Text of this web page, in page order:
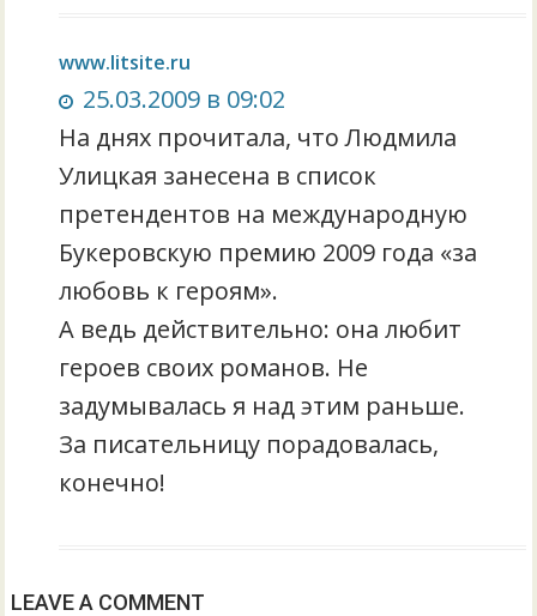
www.litsite.ru
25.03.2009 в 09:02
На днях прочитала, что Людмила
Улицкая занесена в список
претендентов на международную
Букеровскую премию 2009 года «за
любовь к героям».
А ведь действительно: она любит
героев своих романов. Не
задумывалась я над этим раньше.
За писательницу порадовалась,
конечно!
LEAVE A COMMENT